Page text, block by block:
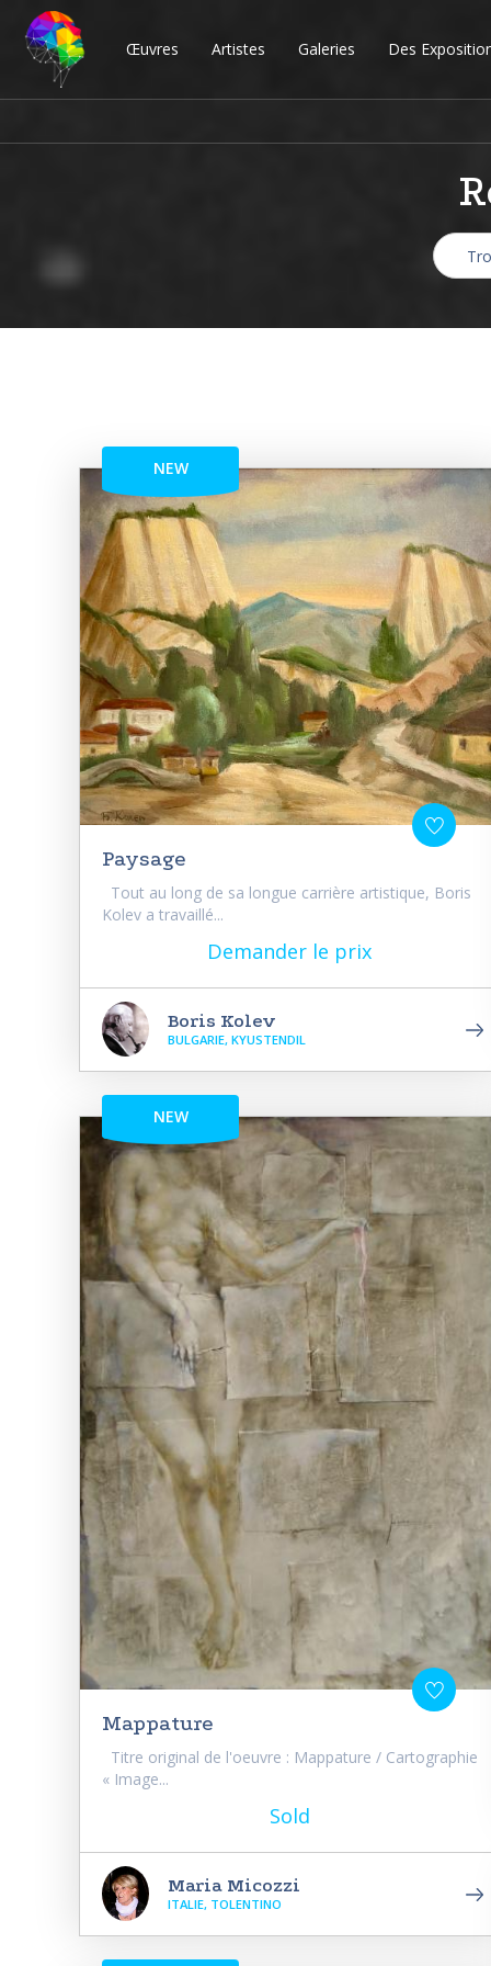
Œuvres Artistes Galeries Des
NEW
Paysage
Tout au long de sa longue carrière artistique, Boris
Kolev a travaillé...
Demander le prix
Boris Kolev
BULGARIE, KYUSTENDIL
NEW
Mappature
Titre original de l'oeuvre : Mappature / Cartographie
« Image...
Sold
Maria Micozzi
ITALIE, TOLENTINO